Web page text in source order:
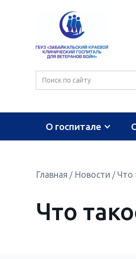
О госпитале
Главная / Новости / Что
Что